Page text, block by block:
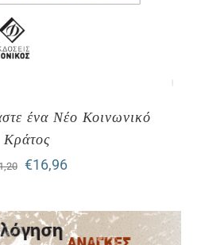
ένα Νέο Κοινωνικό
Κράτος
Original
was:
€16,96Η
τιμή